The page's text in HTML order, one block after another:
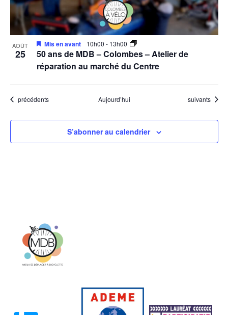
AOÛT
25
50 ans de MDB – Colombes – Atelier de
réparation au marché du Centre
Mis en avant 10h00 - 13h00
Évènements
précédents Aujourd’hui Évènements
suivants
S’abonner au calendrier